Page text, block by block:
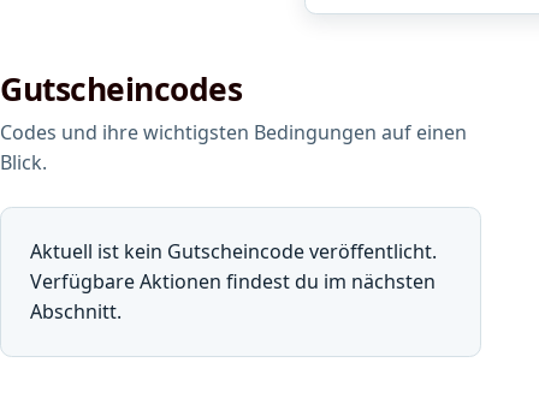
Gutscheincodes
Codes und ihre wichtigsten Bedingungen auf einen
Blick.
Aktuell ist kein Gutscheincode veröffentlicht.
Verfügbare Aktionen findest du im nächsten
Abschnitt.